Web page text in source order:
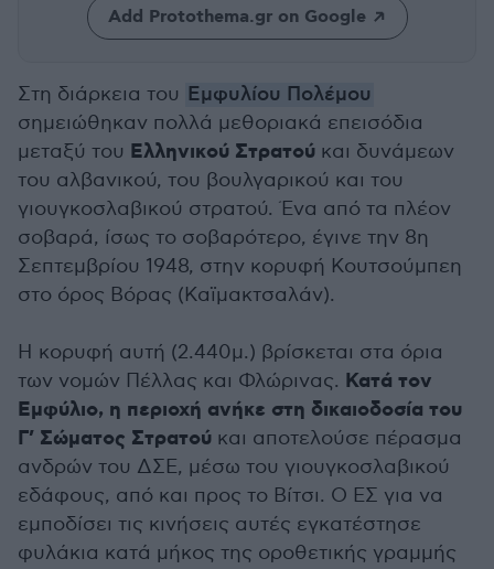
Add Protothema.gr on Google
Στη διάρκεια του Εμφυλίου Πολέμου
σημειώθηκαν πολλά μεθοριακά επεισόδια
μεταξύ του Ελληνικού Στρατού και δυνάμεων
του αλβανικού, του βουλγαρικού και του
γιουγκοσλαβικού στρατού. Ένα από τα πλέον
σοβαρά, ίσως το σοβαρότερο, έγινε την 8η
Σεπτεμβρίου 1948, στην κορυφή Κουτσούμπεη
στο όρος Βόρας (Καϊμακτσαλάν).
Η κορυφή αυτή (2.440μ.) βρίσκεται στα όρια
των νομών Πέλλας και Φλώρινας. Κατά τον
Εμφύλιο, η περιοχή ανήκε στη δικαιοδοσία του
Γ’ Σώματος Στρατού και αποτελούσε πέρασμα
ανδρών του ΔΣΕ, μέσω του γιουγκοσλαβικού
εδάφους, από και προς το Βίτσι. Ο ΕΣ για να
εμποδίσει τις κινήσεις αυτές εγκατέστησε
φυλάκια κατά μήκος της οροθετικής γραμμής